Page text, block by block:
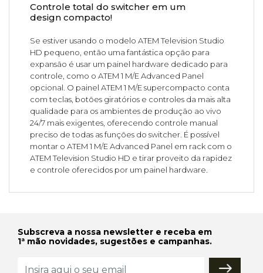
Controle total do switcher em um
design compacto!
Se estiver usando o modelo ATEM Television Studio
HD pequeno, então uma fantástica opção para
expansão é usar um painel hardware dedicado para
controle, como o ATEM 1 M/E Advanced Panel
opcional. O painel ATEM 1 M/E supercompacto conta
com teclas, botões giratórios e controles da mais alta
qualidade para os ambientes de produção ao vivo
24/7 mais exigentes, oferecendo controle manual
preciso de todas as funções do switcher. É possível
montar o ATEM 1 M/E Advanced Panel em rack com o
ATEM Television Studio HD e tirar proveito da rapidez
e controle oferecidos por um painel hardware.
Subscreva a nossa newsletter e receba em
1ª mão novidades, sugestões e campanhas.